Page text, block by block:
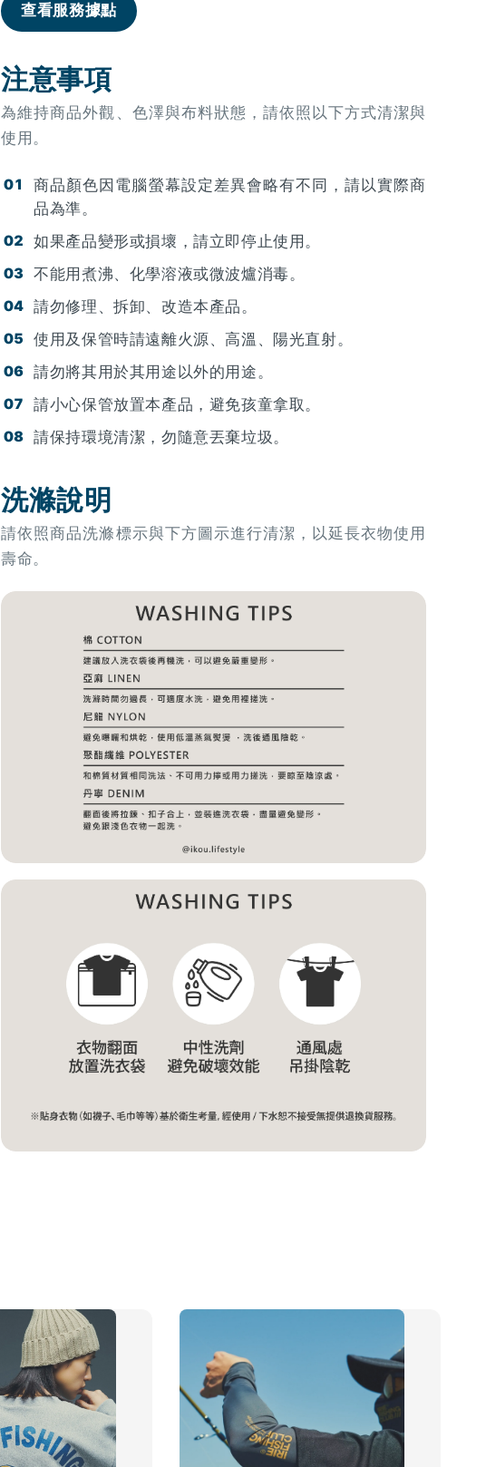
查看服務據點
注意事項
為維持商品外觀、色澤與布料狀態，請依照以下方式清潔與
使用。
商品顏色因電腦螢幕設定差異會略有不同，請以實際商
品為準。
如果產品變形或損壞，請立即停止使用。
不能用煮沸、化學溶液或微波爐消毒。
請勿修理、拆卸、改造本產品。
使用及保管時請遠離火源、高溫、陽光直射。
請勿將其用於其用途以外的用途。
請小心保管放置本產品，避免孩童拿取。
請保持環境清潔，勿隨意丟棄垃圾。
洗滌說明
請依照商品洗滌標示與下方圖示進行清潔，以延長衣物使用
壽命。